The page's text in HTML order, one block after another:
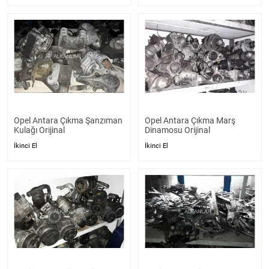
Opel Antara Çıkma Şanzıman
Kulağı Orijinal
İkinci El
Opel Antara Çıkma Marş
Dinamosu Orijinal
İkinci El